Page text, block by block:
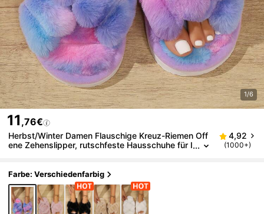
1/6
11 ,76€
Herbst/Winter Damen Flauschige Kreuz-Riemen Off
ene Zehenslipper, rutschfeste Hausschuhe für I
4,92
(1000+)
Farbe: Verschiedenfarbig